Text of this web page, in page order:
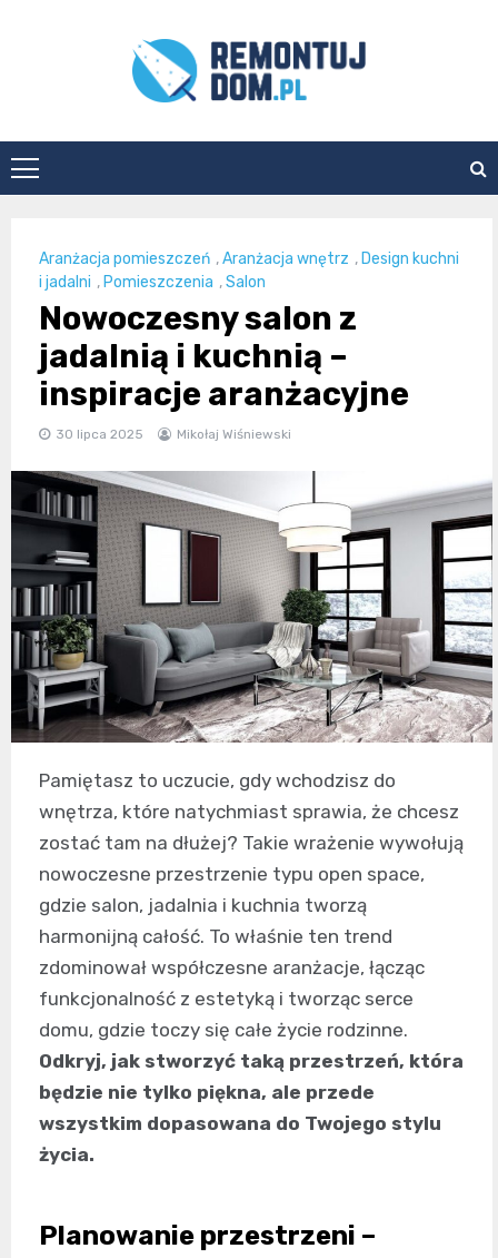
Remontuj
Dom
Aranżacja pomieszczeń ,Aranżacja wnętrz , Design kuchni
i jadalni , Pomieszczenia ,Salon
Nowoczesny salon z
jadalnią i kuchnią –
inspiracje aranżacyjne
30 lipca 2025 Mikołaj Wiśniewski
Pamiętasz to uczucie, gdy wchodzisz do
wnętrza, które natychmiast sprawia, że chcesz
zostać tam na dłużej? Takie wrażenie wywołują
nowoczesne przestrzenie typu open space,
gdzie salon, jadalnia i kuchnia tworzą
harmonijną całość. To właśnie ten trend
zdominował współczesne aranżacje, łącząc
funkcjonalność z estetyką i tworząc serce
domu, gdzie toczy się całe życie rodzinne.
Odkryj, jak stworzyć taką przestrzeń, która
będzie nie tylko piękna, ale przede
wszystkim dopasowana do Twojego stylu
życia.
Planowanie przestrzeni –